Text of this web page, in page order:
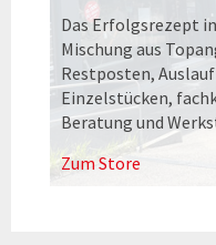
Das Erfolgsrezept
Mischung aus
Restposten,
Einzelstücken,
Beratung und
Zum Store